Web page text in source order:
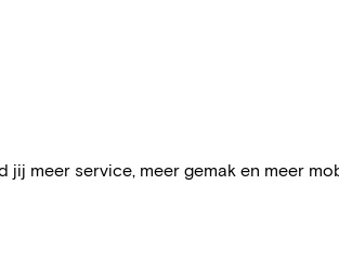
meer service, meer gemak en meer